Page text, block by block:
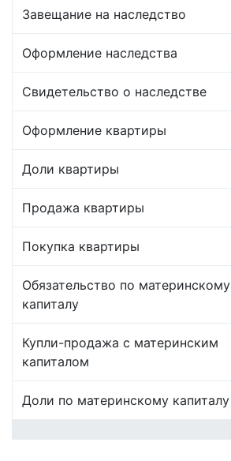
Завещание на наследство
Оформление наследства
Свидетельство о наследстве
Оформление квартиры
Доли квартиры
Продажа квартиры
Покупка квартиры
Обязательство по материнскому
капиталу
Купли-продажа с материнским
капиталом
Доли по материнскому капиталу